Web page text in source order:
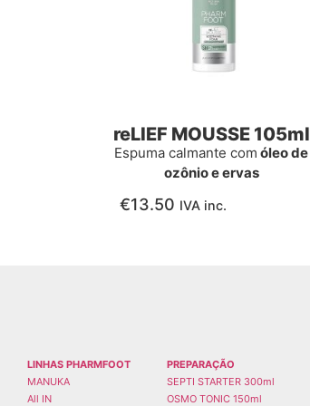
reLIEF MOUSSE 105ml
Espuma calmante com óleo de
ozônio e ervas
€13.50 IVA inc.
LINHAS PHARMFOOT
MANUKA
All IN
PREPARAÇÃO
SEPTI STARTER 300ml
OSMO TONIC 150ml